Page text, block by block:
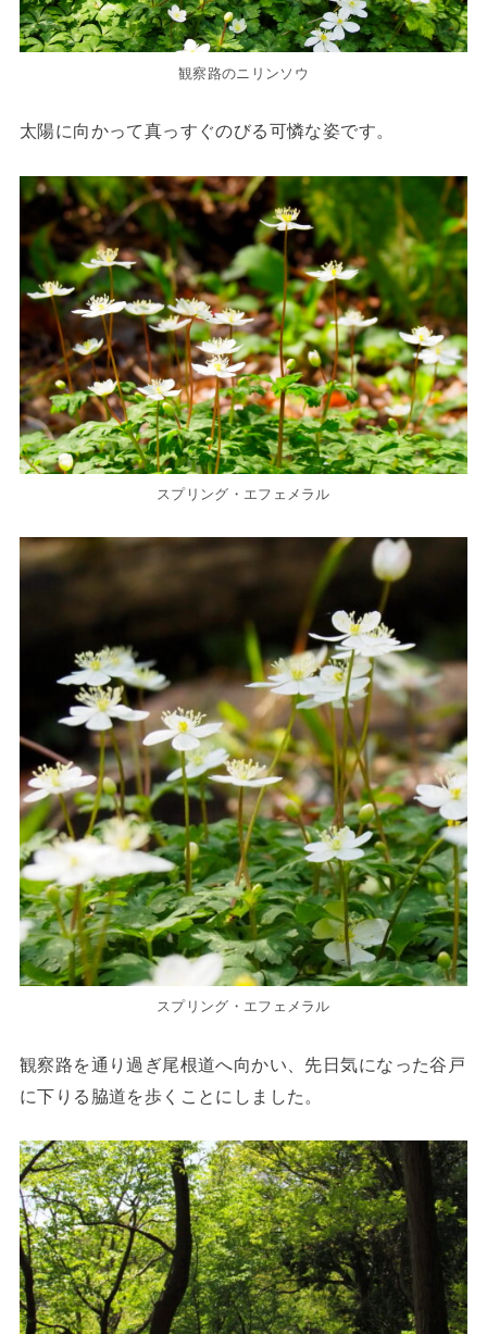
観察路のニリンソウ
太陽に向かって真っすぐのびる可憐な姿です。
スプリング・エフェメラル
スプリング・エフェメラル
観察路を通り過ぎ尾根道へ向かい、先日気になった谷戸
に下りる脇道を歩くことにしました。